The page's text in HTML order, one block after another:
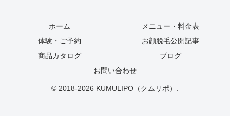
ホーム
メニュー・料金表
体験・ご予約
お顔脱毛公開記事
商品カタログ
ブログ
お問い合わせ
© 2018-2026 KUMULIPO（クムリポ）.